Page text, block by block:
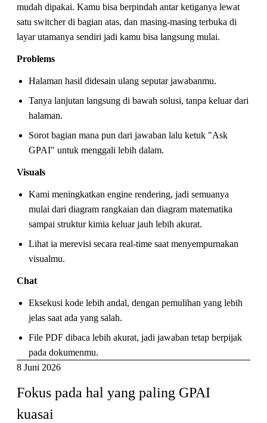
mudah dipakai. Kamu bisa berpindah antar ketiganya lewat
satu switcher di bagian atas, dan masing-masing terbuka di
layar utamanya sendiri jadi kamu bisa langsung mulai.
Problems
Halaman hasil didesain ulang seputar jawabanmu.
Tanya lanjutan langsung di bawah solusi, tanpa keluar dari
halaman.
Sorot bagian mana pun dari jawaban lalu ketuk "Ask
GPAI" untuk menggali lebih dalam.
Visuals
Kami meningkatkan engine rendering, jadi semuanya
mulai dari diagram rangkaian dan diagram matematika
sampai struktur kimia keluar jauh lebih akurat.
Lihat ia merevisi secara real-time saat menyempurnakan
visualmu.
Chat
Eksekusi kode lebih andal, dengan pemulihan yang lebih
jelas saat ada yang salah.
File PDF dibaca lebih akurat, jadi jawaban tetap berpijak
pada dokumenmu.
8 Juni 2026
Fokus pada hal yang paling GPAI
kuasai